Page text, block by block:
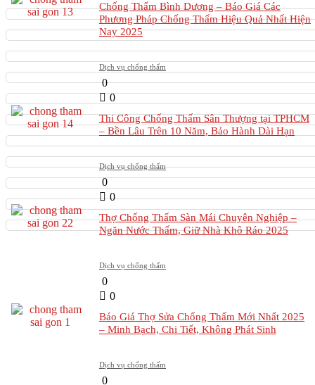
Chống Thấm Bình Dương – Báo Giá Các
Phương Pháp Chống Thấm Hiệu Quả Nhất Hiện
Nay 2025
Dịch vụ chống thấm
0
0
Thi Công Chống Thấm Sân Thượng tại TPHCM
– Bền Lâu Trên 10 Năm, Bảo Hành Dài Hạn
Dịch vụ chống thấm
0
0
Thợ Chống Thấm Sàn Mái Chuyên Nghiệp –
Ngăn Nước Thấm, Giữ Nhà Khô Ráo 2025
Dịch vụ chống thấm
0
0
Báo Giá Thợ Sửa Chống Thấm Mới Nhất 2025
– Minh Bạch, Chi Tiết, Không Phát Sinh
Dịch vụ chống thấm
0